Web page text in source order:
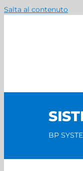
Salta al contenuto
BP